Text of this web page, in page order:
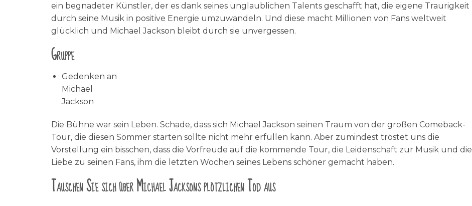
ein begnadeter Künstler, der es dank seines unglaublichen Talents geschafft hat, die eigene Traurigkeit
durch seine Musik in positive Energie umzuwandeln. Und diese macht Millionen von Fans weltweit
glücklich und Michael Jackson bleibt durch sie unvergessen.
Gruppe
Gedenken an
Michael
Jackson
Die Bühne war sein Leben. Schade, dass sich Michael Jackson seinen Traum von der großen Comeback-
Tour, die diesen Sommer starten sollte nicht mehr erfüllen kann. Aber zumindest tröstet uns die
Vorstellung ein bisschen, dass die Vorfreude auf die kommende Tour, die Leidenschaft zur Musik und die
Liebe zu seinen Fans, ihm die letzten Wochen seines Lebens schöner gemacht haben.
Tauschen Sie sich über Michael Jacksons plötzlichen Tod aus